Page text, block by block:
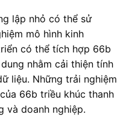
lập nhỏ có thể sử
mô hình kinh
có thể tích hợp 66b
nhằm cải thiện tính
liệu. Những trải nghiệm
66b triều khúc thanh
và doanh nghiệp.